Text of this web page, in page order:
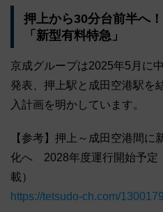
押上から30分台前半へ
「新型有料特急」
京成グループは2025年5月に
発表、押上駅と成田空港駅を
入計画を明かしています。
【参考】押上～成田空港間
化へ 2028年度運行開始予
載）
https://tetsudo-ch.com/